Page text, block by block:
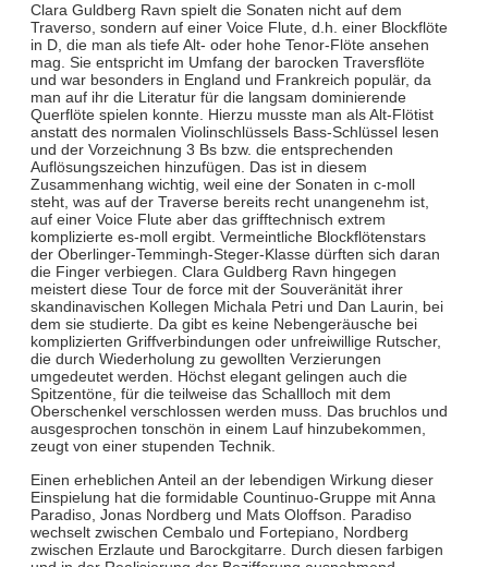
Clara Guldberg Ravn spielt die Sonaten nicht auf dem
Traverso, sondern auf einer Voice Flute, d.h. einer Blockflöte
in D, die man als tiefe Alt- oder hohe Tenor-Flöte ansehen
mag. Sie entspricht im Umfang der barocken Traversflöte
und war besonders in England und Frankreich populär, da
man auf ihr die Literatur für die langsam dominierende
Querflöte spielen konnte. Hierzu musste man als Alt-Flötist
anstatt des normalen Violinschlüssels Bass-Schlüssel lesen
und der Vorzeichnung 3 Bs bzw. die entsprechenden
Auflösungszeichen hinzufügen. Das ist in diesem
Zusammenhang wichtig, weil eine der Sonaten in c-moll
steht, was auf der Traverse bereits recht unangenehm ist,
auf einer Voice Flute aber das grifftechnisch extrem
komplizierte es-moll ergibt. Vermeintliche Blockflötenstars
der Oberlinger-Temmingh-Steger-Klasse dürften sich daran
die Finger verbiegen. Clara Guldberg Ravn hingegen
meistert diese Tour de force mit der Souveränität ihrer
skandinavischen Kollegen Michala Petri und Dan Laurin, bei
dem sie studierte. Da gibt es keine Nebengeräusche bei
komplizierten Griffverbindungen oder unfreiwillige Rutscher,
die durch Wiederholung zu gewollten Verzierungen
umgedeutet werden. Höchst elegant gelingen auch die
Spitzentöne, für die teilweise das Schallloch mit dem
Oberschenkel verschlossen werden muss. Das bruchlos und
ausgesprochen tonschön in einem Lauf hinzubekommen,
zeugt von einer stupenden Technik.
Einen erheblichen Anteil an der lebendigen Wirkung dieser
Einspielung hat die formidable Countinuo-Gruppe mit Anna
Paradiso, Jonas Nordberg und Mats Oloffson. Paradiso
wechselt zwischen Cembalo und Fortepiano, Nordberg
zwischen Erzlaute und Barockgitarre. Durch diesen farbigen